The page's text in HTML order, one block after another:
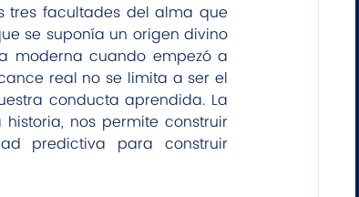
facultades del alma que
se suponía un origen divino
moderna cuando empezó a
real no se limita a ser el
conducta aprendida. La
nos permite construir
predictiva para construir